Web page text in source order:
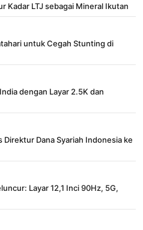
Kadar LTJ sebagai Mineral Ikutan
untuk Cegah Stunting di
dengan Layar 2.5K dan
Direktur Dana Syariah Indonesia ke
Layar 12,1 Inci 90Hz, 5G,